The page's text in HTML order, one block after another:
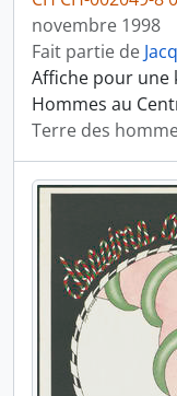
novembre 1998
Fait partie de
Affiche pour une
Hommes au
Terre des